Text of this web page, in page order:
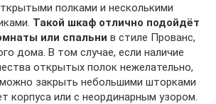
полками и несколькими
Такой шкаф отлично подойдёт
или спальни в стиле Прованс,
дома. В том случае, если наличие
открытых полок нежелательно,
закрыть небольшими шторками
корпуса или с неординарным узором.